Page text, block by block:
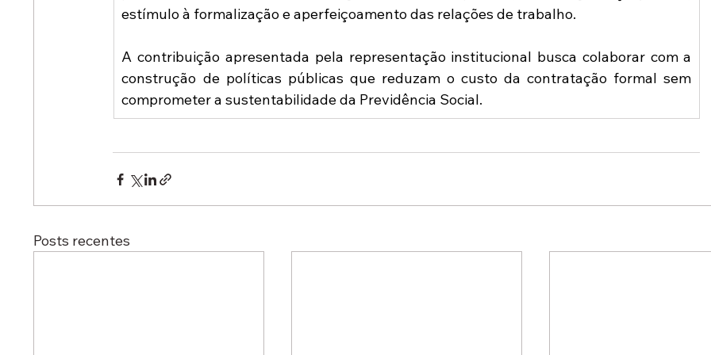
estímulo à formalização e aperfeiçoamento das relações de trabalho.
A contribuição apresentada pela representação institucional busca colaborar com a
construção de políticas públicas que reduzam o custo da contratação formal sem
comprometer a sustentabilidade da Previdência Social.
Posts recentes